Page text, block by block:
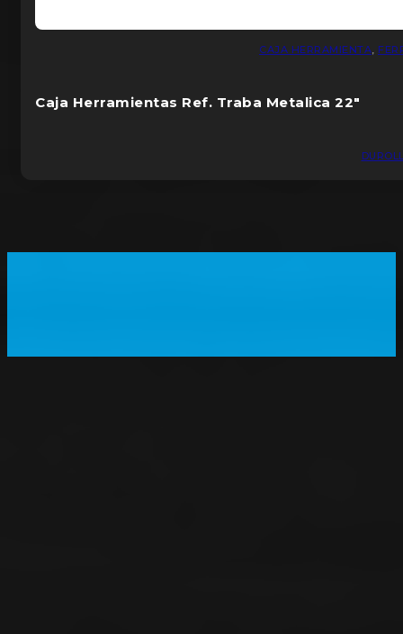
CAJA HERRAMIENTA,
Caja Herramientas Ref. Traba Metalica 22″